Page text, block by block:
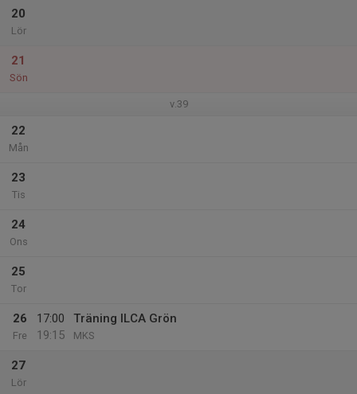
20
Lör
21
Sön
v.39
22
Mån
23
Tis
24
Ons
25
Tor
26
Fre
17:00
19:15
Träning ILCA Grön
MKS
27
Lör